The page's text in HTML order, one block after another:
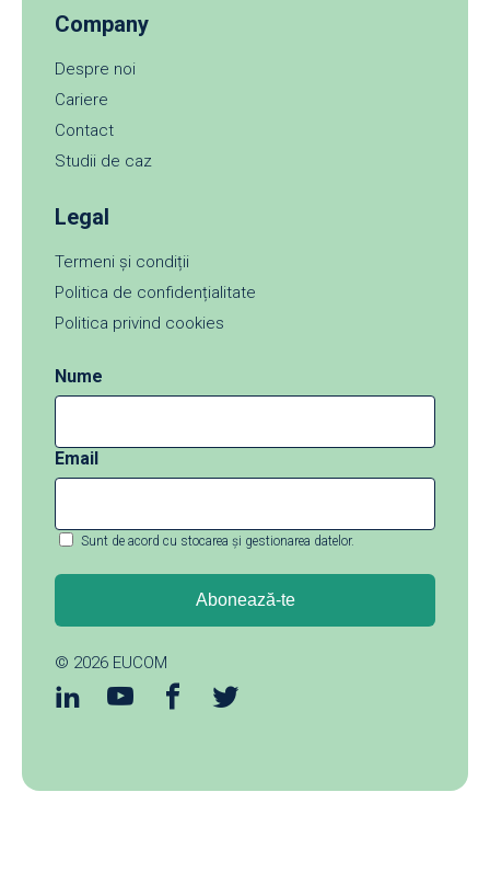
Company
Despre noi
Cariere
Contact
Studii de caz
Legal
Termeni și condiții
Politica de confidențialitate
Politica privind cookies
Nume
Email
Sunt de acord cu stocarea și gestionarea datelor.
© 2026 EUCOM